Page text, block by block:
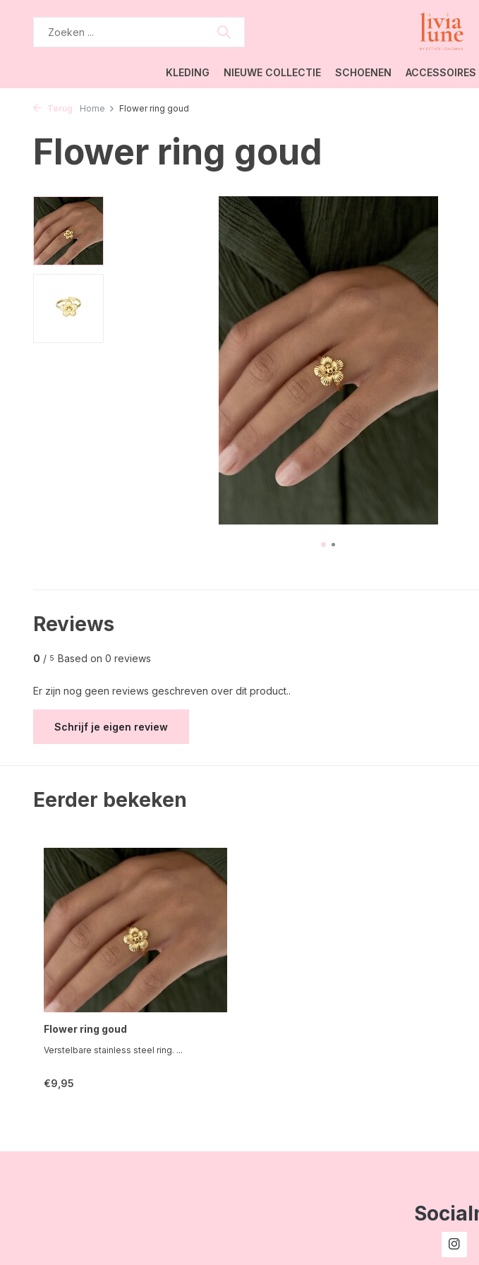
KLEDING NIEUWE COLLECTIE SCHOENEN ACCESSOIRES
Terug Home Flower ring goud
Flower ring goud
Reviews
0 / 5 Based on 0 reviews
Er zijn nog geen reviews geschreven over dit product..
Schrijf je eigen review
Eerder bekeken
Flower ring goud
Verstelbare stainless steel ring. ...
€9,95